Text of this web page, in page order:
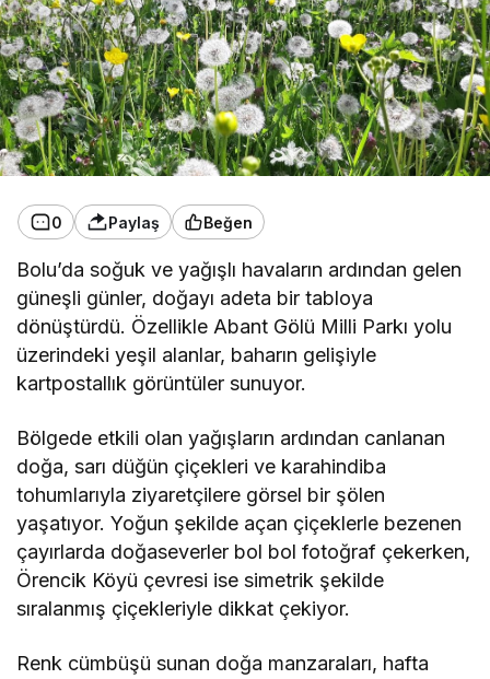
0 Paylaş Beğen
Bolu’da soğuk ve yağışlı havaların ardından gelen
güneşli günler, doğayı adeta bir tabloya
dönüştürdü. Özellikle Abant Gölü Milli Parkı yolu
üzerindeki yeşil alanlar, baharın gelişiyle
kartpostallık görüntüler sunuyor.
Bölgede etkili olan yağışların ardından canlanan
doğa, sarı düğün çiçekleri ve karahindiba
tohumlarıyla ziyaretçilere görsel bir şölen
yaşatıyor. Yoğun şekilde açan çiçeklerle bezenen
çayırlarda doğaseverler bol bol fotoğraf çekerken,
Örencik Köyü çevresi ise simetrik şekilde
sıralanmış çiçekleriyle dikkat çekiyor.
Renk cümbüşü sunan doğa manzaraları, hafta